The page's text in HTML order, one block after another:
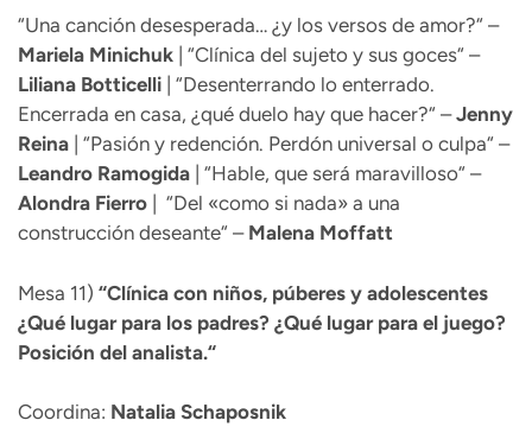
“Una canción desesperada… ¿y los versos de amor?“ –
Mariela Minichuk | “Clínica del sujeto y sus goces“ –
Liliana Botticelli | “Desenterrando lo enterrado.
Encerrada en casa, ¿qué duelo hay que hacer?“ –Jenny
Reina | “Pasión y redención. Perdón universal o culpa“ –
Leandro Ramogida | “Hable, que será maravilloso“ –
Alondra Fierro
| “Del «como si nada» a una
construcción deseante“ – Malena Moffatt
Mesa 11) “Clínica con niños, púberes y adolescentes
¿Qué lugar para los padres? ¿Qué lugar para el juego?
Posición del analista.“
Coordina: Natalia Schaposnik